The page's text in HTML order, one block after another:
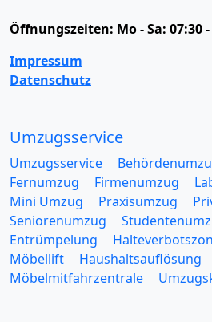
Öffnungszeiten: Mo - Sa: 07:30
Impressum
Datenschutz
Umzugsservice
Umzugsservice
Fernumzug
Firmenumzug
Mini Umzug
Praxisumzug
Seniorenumzug
Entrümpelung
Möbellift
Haushaltsauflösung
Möbelmitfahrzentrale